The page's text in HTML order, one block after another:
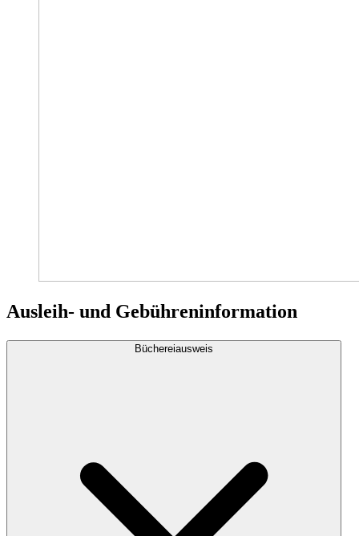
Ausleih- und Gebühreninformation
Büchereiausweis